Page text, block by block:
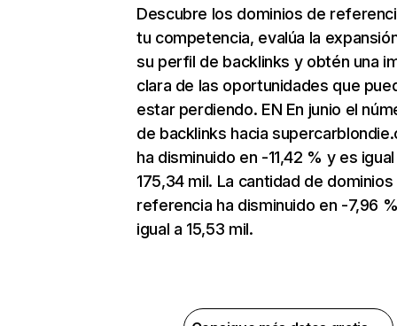
Descubre los dominios de
tu competencia, evalúa la
su perfil de backlinks y obtén una
clara de las oportunidades que
estar perdiendo. EN En junio el
de backlinks hacia
ha disminuido en -11,42 % y es
175,34 mil. La cantidad de
referencia ha disminuido en -7,96
igual a 15,53 mil.